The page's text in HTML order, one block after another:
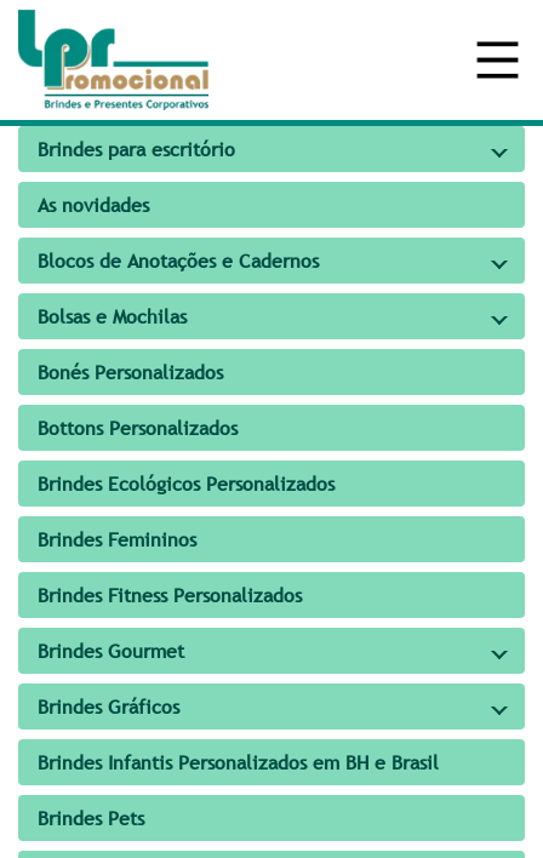
Brindes para escritório
As novidades
Blocos de Anotações e Cadernos
Bolsas e Mochilas
Bonés Personalizados
Bottons Personalizados
Brindes Ecológicos Personalizados
Brindes Femininos
Brindes Fitness Personalizados
Brindes Gourmet
Brindes Gráficos
Brindes Infantis Personalizados em BH e Brasil
Brindes Pets